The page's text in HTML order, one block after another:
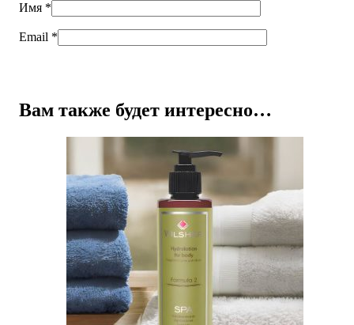
Имя *
Email *
Вам также будет интересно…